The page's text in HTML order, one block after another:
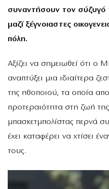
συναντήσουν τον σύζυγό
μαζί ξέγνοιαστες
πόλη.
Αξίζει να σημειωθεί ότι ο
αναπτύξει μια ιδιαίτερα
της ηθοποιού, τα οποία
προτεραιότητα στη ζωή
μπασκετμπολίστας περνά
έχει καταφέρει να χτίσει
τους.